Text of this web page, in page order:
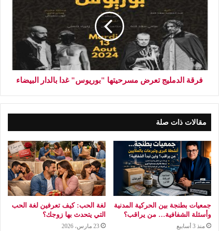
فرقة الدمليج تعرض مسرحيتها "بوريوس" غدا بالدار البيضاء
مقالات ذات صلة
جمعيات بطنجة بين الحركية المدنية
وأسئلة الشفافية… من يراقب؟
منذ 3 أسابيع
لغة الحب: كيف تعرفين لغة الحب
التي يتحدث بها زوجك؟
23 مارس، 2026